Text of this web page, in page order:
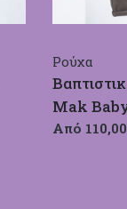
Ρούχα
Mak
Από